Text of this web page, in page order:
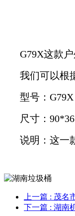
G79X这款
我们可以根
型号：G79X
尺寸：
说明：这一
上一篇 : 茂名
下一篇 : 湖南